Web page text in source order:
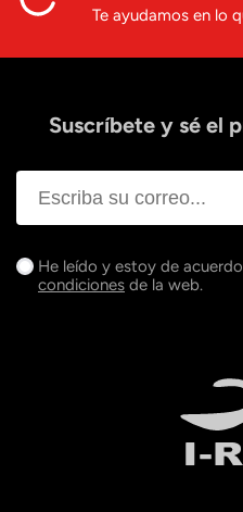
Te ayudamos en lo
Suscríbete y sé el
He leído y estoy de
condiciones de la web.